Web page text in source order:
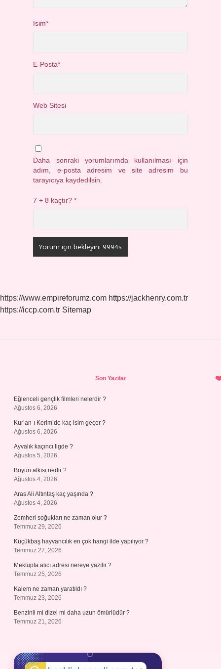
İsim*
E-Posta*
Web Sitesi
Daha sonraki yorumlarımda kullanılması için
adım, e-posta adresim ve site adresim bu
tarayıcıya kaydedilsin.
7 + 8 kaçtır?*
https://www.empireforumz.com https://jackhenry.com.tr
https://iccp.com.tr Sitemap
Son Yazılar
Eğlenceli gençlik filmleri nelerdir ?
Ağustos 6, 2026
Kur’an-ı Kerim’de kaç isim geçer ?
Ağustos 6, 2026
Ayvalık kaçıncı ligde ?
Ağustos 5, 2026
Boyun atkısı nedir ?
Ağustos 4, 2026
Aras Ali Altıntaş kaç yaşında ?
Ağustos 4, 2026
Zemheri soğukları ne zaman olur ?
Temmuz 29, 2026
Küçükbaş hayvancılık en çok hangi ilde yapılıyor ?
Temmuz 27, 2026
Mektupta alıcı adresi nereye yazılır ?
Temmuz 25, 2026
Kalem ne zaman yaratıldı ?
Temmuz 23, 2026
Benzinli mi dizel mi daha uzun ömürlüdür ?
Temmuz 21, 2026